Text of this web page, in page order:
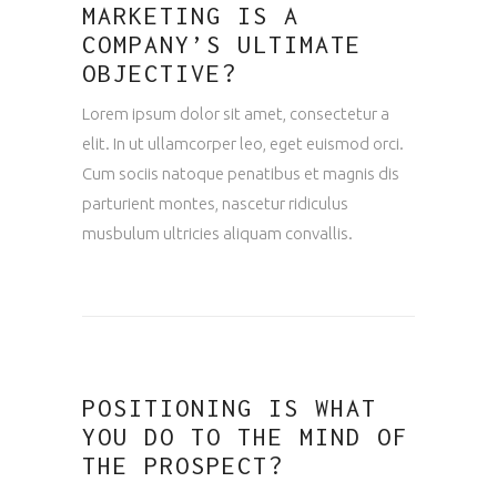
MARKETING IS A
COMPANY’S ULTIMATE
OBJECTIVE?
Lorem ipsum dolor sit amet, consectetur a
elit. In ut ullamcorper leo, eget euismod orci.
Cum sociis natoque penatibus et magnis dis
parturient montes, nascetur ridiculus
musbulum ultricies aliquam convallis.
POSITIONING IS WHAT
YOU DO TO THE MIND OF
THE PROSPECT?